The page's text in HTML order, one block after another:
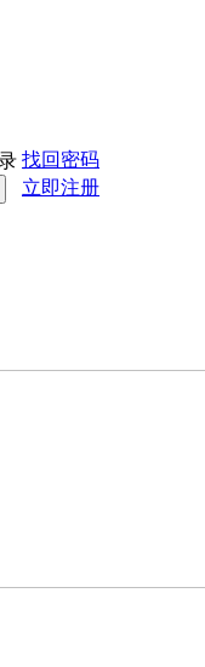
找回密码
立即注册